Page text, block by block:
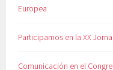
Europea
Participamos en la XX
Comunicación en el